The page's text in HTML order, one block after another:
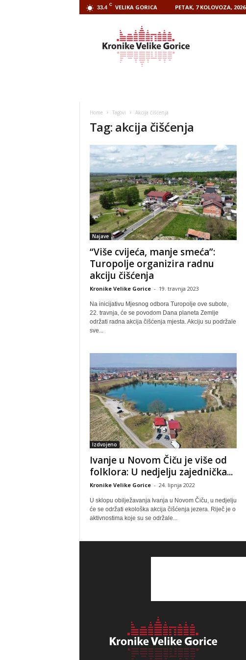
33.4 C VELIKA GORICA PETAK, 7 KOLOVOZA, 2026
Home Tagovi Akcija čišćenja
Tag: akcija čišćenja
Najave
“Više cvijeća, manje smeća”:
Turopolje organizira radnu
akciju čišćenja
Kronike Velike Gorice - 19. travnja 2023
Na inicijativu Mjesnog odbora Turopolje ove subote,
22. travnja, će se povodom Dana planeta Zemlje
održati radna akcija čišćenja mjesta. Akciju su podržale
sve...
Izdvojeno
Ivanje u Novom Čiču je više od
folklora: U nedjelju zajednička...
Kronike Velike Gorice - 24. lipnja 2022
U sklopu obilježavanja Ivanja u Novom Čiču, u nedjelju
će se održati ekološka akcija čišćenja jezera. Riječ je o
aktivnostima koje su se održale...